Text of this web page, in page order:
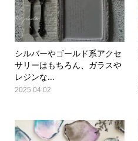
シルバーやゴールド系アクセ
サリーはもちろん、ガラスや
レジンな...
2025.04.02